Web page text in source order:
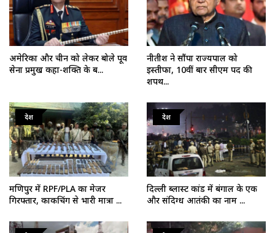
अमेरिका और चीन को लेकर बोले पूर्व
सेना प्रमुख कहा-शक्ति के ब...
नीतीश ने सौंपा राज्यपाल को
इस्तीफा, 10वीं बार सीएम पद की
शपथ...
देश
मणिपुर में RPF/PLA का मेजर
गिरफ्तार, काकचिंग से भारी मात्रा ...
देश
दिल्ली ब्लास्ट कांड में बंगाल के एक
और संदिग्ध आतंकी का नाम ...